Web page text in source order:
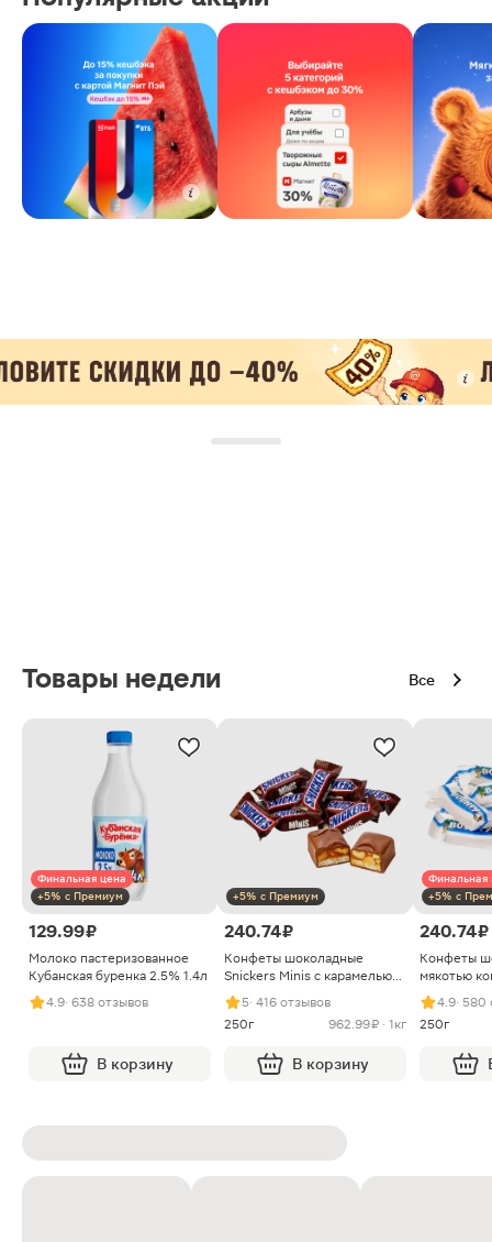
Товары недели Все
Финальная цена
+5% с Премиум
129.99 ₽
Молоко пастеризованное
Кубанская буренка 2.5% 1.4л
4.9· 638 отзывов
В корзину
+5% с Премиум
240.74 ₽
Конфеты шоколадные
Snickers Minis с карамелью
арахисом и нугой
5· 416 отзывов
250г
962.99 ₽ · 1кг
В корзину
Финальная
+5% с
240.74 ₽
Конфеты
мякотью
4.9· 580
250г